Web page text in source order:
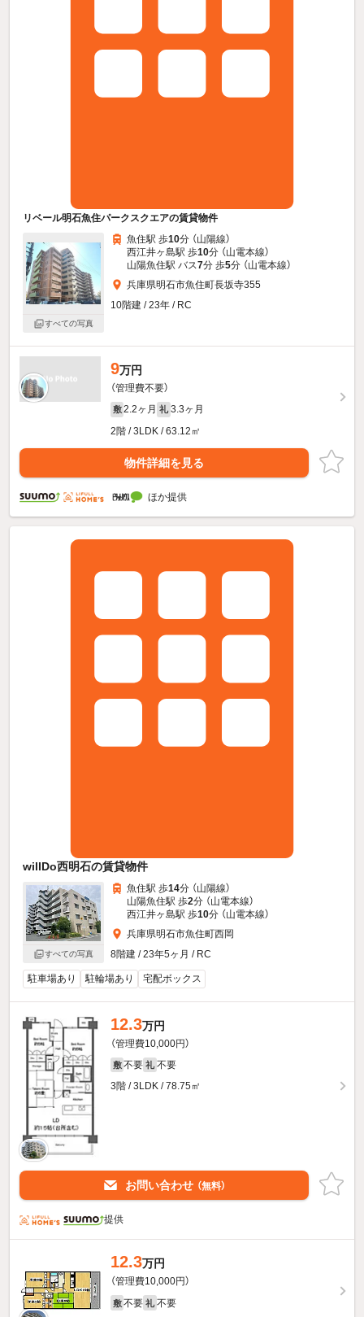
リベール明石魚住パークスクエアの賃貸物件
すべての写真
魚住駅 歩10分 （山陽線）
西江井ヶ島駅 歩10分 （山電本線）
山陽魚住駅 バス7分 歩5分 （山電本線）
兵庫県明石市魚住町長坂寺355
10階建 / 23年 / RC
9万円
（管理費不要）
敷 2.2ヶ月 礼 3.3ヶ月
2階 / 3LDK / 63.12㎡
物件詳細を見る
ほか提供
willDo西明石の賃貸物件
すべての写真
魚住駅 歩14分 （山陽線）
山陽魚住駅 歩2分 （山電本線）
西江井ヶ島駅 歩10分 （山電本線）
兵庫県明石市魚住町西岡
8階建 / 23年5ヶ月 / RC
駐車場あり 駐輪場あり 宅配ボックス
12.3万円
（管理費10,000円）
敷 不要 礼 不要
3階 / 3LDK / 78.75㎡
お問い合わせ （無料）
提供
12.3万円
（管理費10,000円）
敷 不要 礼 不要